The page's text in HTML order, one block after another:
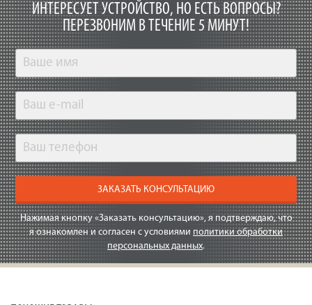
ИНТЕРЕСУЕТ УСТРОЙСТВО, НО ЕСТЬ ВОПРОСЫ?
ПЕРЕЗВОНИМ В ТЕЧЕНИЕ 5 МИНУТ!
ЗАКАЗАТЬ КОНСУЛЬТАЦИЮ
Нажимая кнопку «Заказать консультацию», я подтверждаю, что
я ознакомлен и согласен с условиями политики обработки
персональных данных.